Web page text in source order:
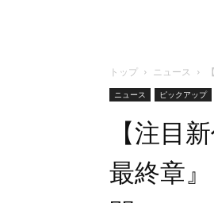
トップ ニュース
ニュース ピックアップ
【注目
最終章